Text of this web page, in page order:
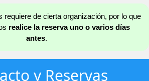
requiere de cierta organización, por lo que
realice la reserva uno o varios días
antes.
y Reservas